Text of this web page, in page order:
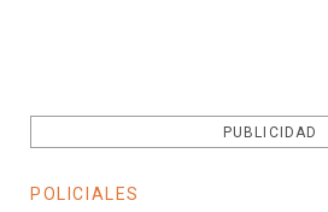
PUBLICIDAD
POLICIALES